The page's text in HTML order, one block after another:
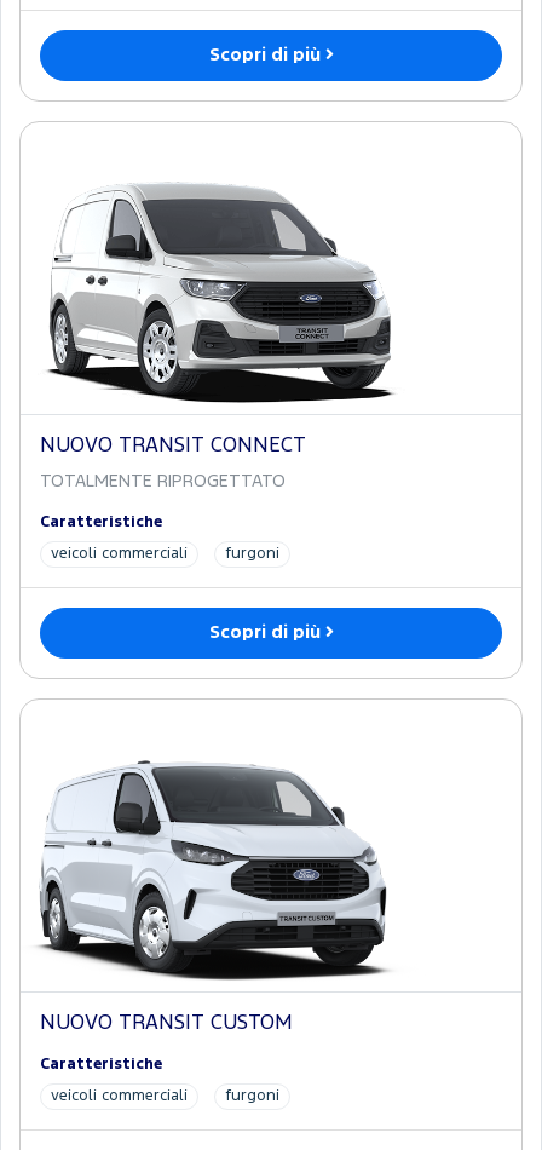
Scopri di più
NUOVO TRANSIT CONNECT
TOTALMENTE RIPROGETTATO
Caratteristiche
veicoli commerciali furgoni
Scopri di più
NUOVO TRANSIT CUSTOM
Caratteristiche
veicoli commerciali furgoni